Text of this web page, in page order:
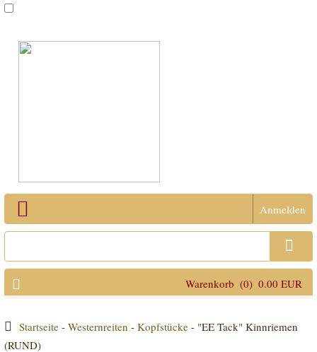
Anmelden
Warenkorb (0) 0.00 EUR
Startseite- Westernreiten - Kopfstücke- "EE Tack" Kinnriemen
(RUND)